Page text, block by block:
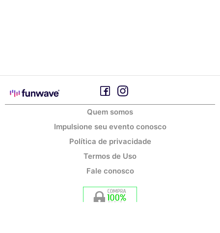
Quem somos
Impulsione seu evento conosco
Política de privacidade
Termos de Uso
Fale conosco